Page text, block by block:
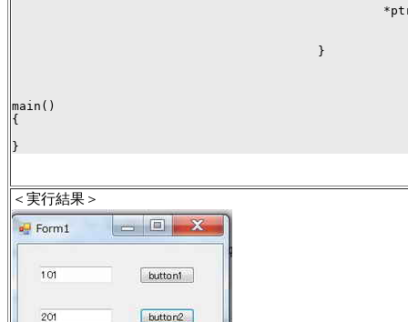
                                          }
main()
{
}
＜実行結果＞